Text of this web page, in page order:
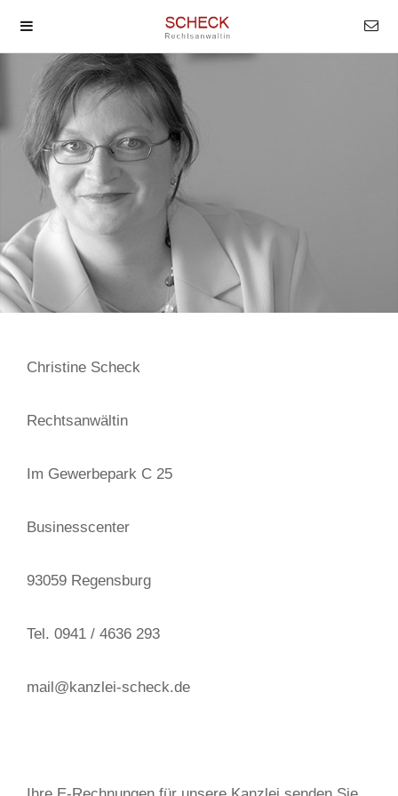
Christine Scheck
Rechtsanwältin
Im Gewerbepark C 25
Businesscenter
93059 Regensburg
Tel. 0941 / 4636 293
mail@kanzlei-scheck.de